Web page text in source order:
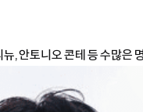
, 안토니오 콘테 등 수많은